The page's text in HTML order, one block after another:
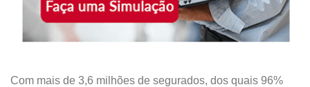
Com mais de 3,6 milhões de segurados, dos quais 96%